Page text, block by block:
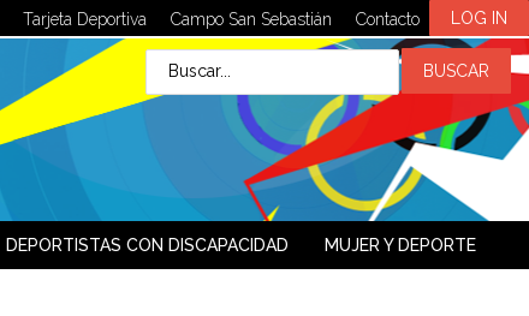
Tarjeta Deportiva Campo San Sebastián Contacto LOG IN
DEPORTISTAS CON DISCAPACIDAD MUJER Y DEPORTE